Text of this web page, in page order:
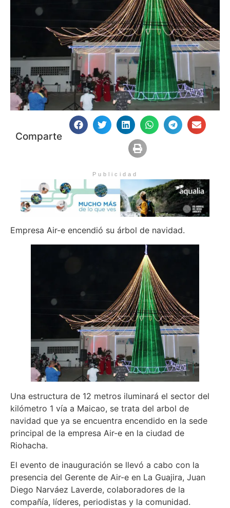
Comparte
Publicidad
Empresa Air-e encendió su árbol de navidad.
Una estructura de 12 metros iluminará el sector del
kilómetro 1 vía a Maicao, se trata del arbol de
navidad que ya se encuentra encendido en la sede
principal de la empresa Air-e en la ciudad de
Riohacha.
El evento de inauguración se llevó a cabo con la
presencia del Gerente de Air-e en La Guajira, Juan
Diego Narváez Laverde, colaboradores de la
compañía, líderes, periodistas y la comunidad.